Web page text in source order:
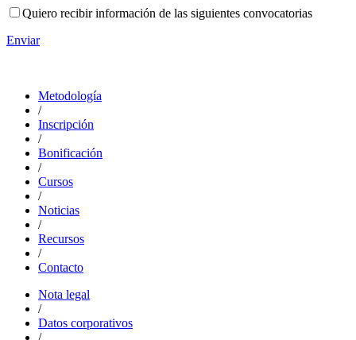
Quiero recibir información de las siguientes convocatorias
Enviar
Metodología
/
Inscripción
/
Bonificación
/
Cursos
/
Noticias
/
Recursos
/
Contacto
Nota legal
/
Datos corporativos